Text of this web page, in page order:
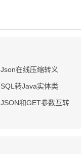
Json在线压缩转义
SQL转Java实体类
JSON和GET参数互转